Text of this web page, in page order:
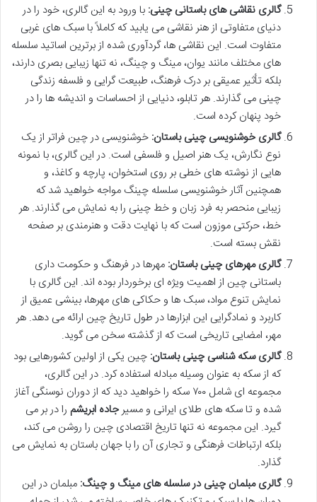
گالری نقاشی های باستانی چینی: با ورود به این گالری، خود را در
دنیای متفاوتی از هنر نقاشی می یابید که کاملاً با سبک های غربی
متفاوت است. این نقاشی ها، گردآوری شده از برترین اساتید سلسله
های مختلف مانند یوان، مینگ و چینگ، نه تنها زیبایی بصری دارند،
بلکه تأثیر عمیقی بر درک فرهنگ، طبیعت گرایی و فلسفه زندگی
چینی می گذارند. هر تابلو، دنیایی از احساسات و اندیشه ها را در
خود پنهان کرده است.
گالری خوشنویسی چینی باستان: خوشنویسی در چین فراتر از یک
نوع نگارش، یک هنر اصیل و فلسفی است. در این گالری، با نمونه
هایی از نوشته های خطی بر روی استخوان، پارچه و کاغذ، و
همچنین آثار خوشنویسی سلسله چینگ مواجه خواهید شد که
زیبایی منحصر به فرد زبان و خط چینی را به نمایش می گذارند. هر
خط، حرکتی موزون است که با نهایت دقت و هنرمندی بر صفحه
نقش بسته است.
گالری مهرهای چینی باستان: مهرها در فرهنگ و حکومت داری
باستانی چین از اهمیت ویژه ای برخوردار بوده اند. این گالری با
نمایش تنوع مواد، سبک ها و حکاکی های مهرها، بینشی عمیق از
کاربرد و نمادگرایی این ابزارها در طول تاریخ چین ارائه می دهد. هر
مهر، امضایی تاریخی است که از گذشته سخن می گوید.
گالری سکه شناسی چینی باستان: چین یکی از اولین کشورهایی بود
که از سکه به عنوان وسیله مبادله استفاده کرد. در این گالری،
مجموعه ای شامل ۷۰۰ سکه را خواهید دید که از دوران نوسنگی آغاز
شده و تا سکه های طلای ایرانی و مسیرجاده ابریشم را در بر می
گیرد. این مجموعه نه تنها تاریخ اقتصادی چین را روشن می کند،
بلکه ارتباطات فرهنگی و تجاری آن را با جهان باستان به نمایش می
گذارد.
گالری مبلمان چینی در سلسله های مینگ و چینگ: مبلمان در این